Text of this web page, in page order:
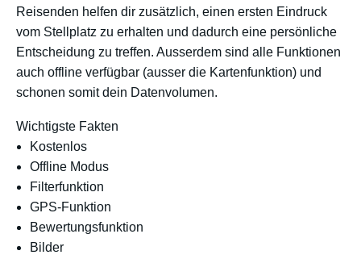
Reisenden helfen dir zusätzlich, einen ersten Eindruck
vom Stellplatz zu erhalten und dadurch eine persönliche
Entscheidung zu treffen. Ausserdem sind alle Funktionen
auch offline verfügbar (ausser die Kartenfunktion) und
schonen somit dein Datenvolumen.
Wichtigste Fakten
Kostenlos
Offline Modus
Filterfunktion
GPS-Funktion
Bewertungsfunktion
Bilder